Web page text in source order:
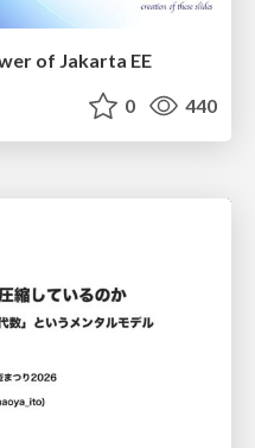
of Jakarta EE
0 440